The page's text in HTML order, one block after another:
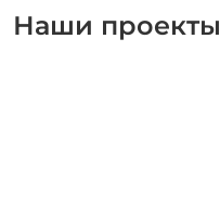
Наши проекты